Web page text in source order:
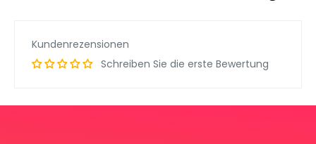
Kundenrezensionen
Schreiben Sie die erste Bewertung